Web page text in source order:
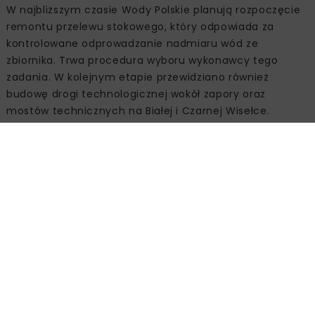
W najbliższym czasie Wody Polskie planują rozpoczęcie
remontu przelewu stokowego, który odpowiada za
kontrolowane odprowadzanie nadmiaru wód ze
zbiornika. Trwa procedura wyboru wykonawcy tego
zadania. W kolejnym etapie przewidziano również
budowę drogi technologicznej wokół zapory oraz
mostów technicznych na Białej i Czarnej Wisełce.